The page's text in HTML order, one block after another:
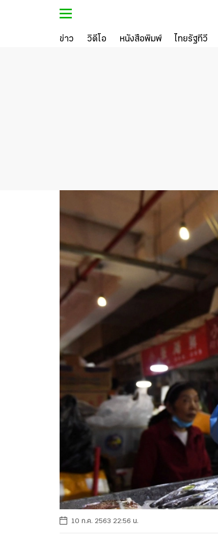
ข่าว วิดีโอ หนังสือพิมพ์ ไทยรัฐทีวี
10 ก.ค. 2563 22:56 น.